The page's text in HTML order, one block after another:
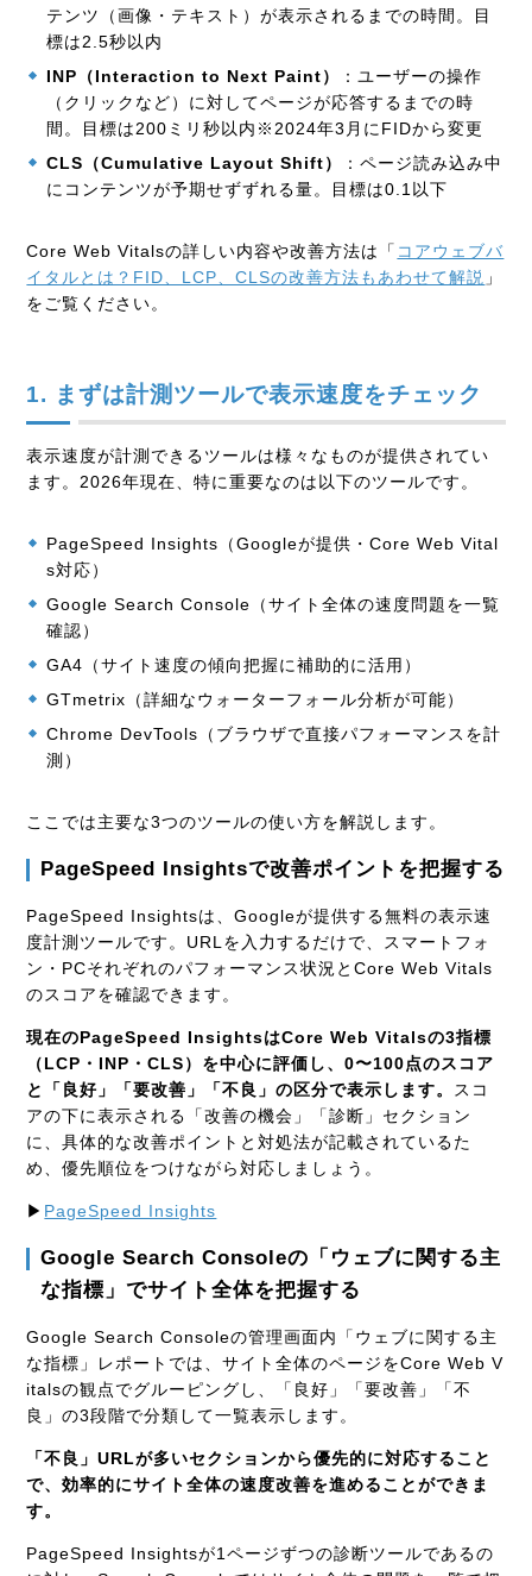
テンツ（画像・テキスト）が表示されるまでの時間。目
標は2.5秒以内
INP（Interaction to Next Paint）
：ユーザーの操作
（クリックなど）に対してページが応答するまでの時
間。目標は200ミリ秒以内※2024年3月にFIDから変更
CLS（Cumulative Layout Shift）
：ページ読み込み中
にコンテンツが予期せずずれる量。目標は0.1以下
Core Web Vitalsの詳しい内容や改善方法は「 コアウェブバ
イタルとは？FID、LCP、CLSの改善方法もあわせて解説 」
をご覧ください。
1. まずは計測ツールで表示速度をチェック
表示速度が計測できるツールは様々なものが提供されてい
ます。2026年現在、特に重要なのは以下のツールです。
PageSpeed Insights（Googleが提供・Core Web Vital
s対応）
Google Search Console（サイト全体の速度問題を一覧
確認）
GA4（サイト速度の傾向把握に補助的に活用）
GTmetrix（詳細なウォーターフォール分析が可能）
Chrome DevTools（ブラウザで直接パフォーマンスを計
測）
ここでは主要な3つのツールの使い方を解説します。
PageSpeed Insightsで改善ポイントを把握する
PageSpeed Insightsは、Googleが提供する無料の表示速
度計測ツールです。URLを入力するだけで、スマートフォ
ン・PCそれぞれのパフォーマンス状況とCore Web Vitals
のスコアを確認できます。
現在のPageSpeed InsightsはCore Web Vitalsの3指標
（LCP・INP・CLS）を中心に評価し、0〜100点のスコア
と「良好」「要改善」「不良」の区分で表示します。
スコ
アの下に表示される「改善の機会」「診断」セクション
に、具体的な改善ポイントと対処法が記載されているた
め、優先順位をつけながら対応しましょう。
▶ PageSpeed Insights
Google Search Consoleの「ウェブに関する主
な指標」でサイト全体を把握する
Google Search Consoleの管理画面内「ウェブに関する主
な指標」レポートでは、サイト全体のページをCore Web V
italsの観点でグルーピングし、「良好」「要改善」「不
良」の3段階で分類して一覧表示します。
「不良」URLが多いセクションから優先的に対応すること
で、効率的にサイト全体の速度改善を進めることができま
す。
PageSpeed Insightsが1ページずつの診断ツールであるの